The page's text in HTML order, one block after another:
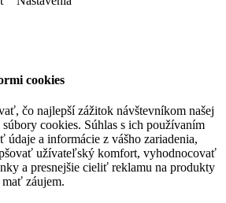
cookies
čo najlepší zážitok návštevníkom našej
cookies. Súhlas s ich používaním
údaje a informácie z vášho zariadenia,
užívateľský komfort, vyhodnocovať
a presnejšie cieliť reklamu na produkty
záujem.